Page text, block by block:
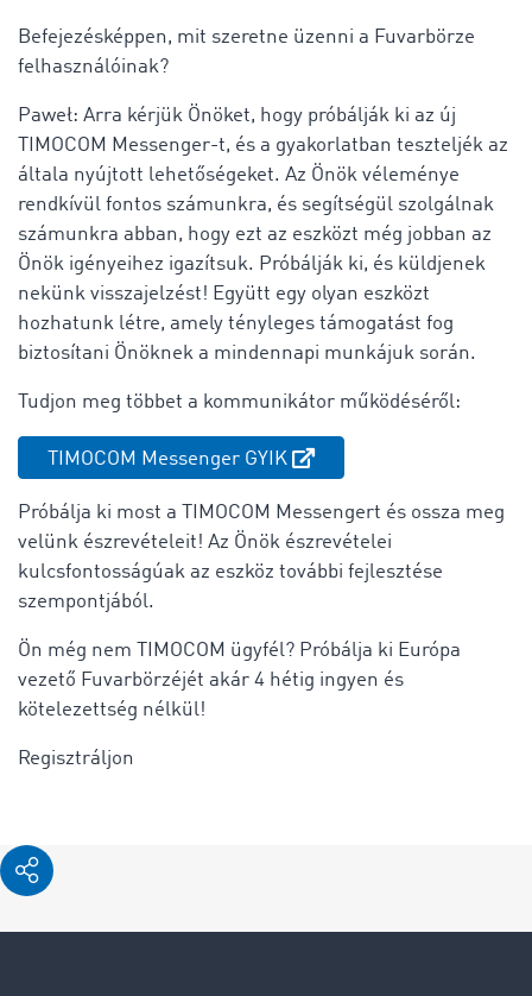
Befejezésképpen, mit szeretne üzenni a Fuvarbörze
felhasználóinak?
Paweł: Arra kérjük Önöket, hogy próbálják ki az új
TIMOCOM Messenger-t, és a gyakorlatban teszteljék az
általa nyújtott lehetőségeket. Az Önök véleménye
rendkívül fontos számunkra, és segítségül szolgálnak
számunkra abban, hogy ezt az eszközt még jobban az
Önök igényeihez igazítsuk. Próbálják ki, és küldjenek
nekünk visszajelzést! Együtt egy olyan eszközt
hozhatunk létre, amely tényleges támogatást fog
biztosítani Önöknek a mindennapi munkájuk során.
Tudjon meg többet a kommunikátor működéséről:
TIMOCOM Messenger GYIK
Próbálja ki most a TIMOCOM Messengert és ossza meg
velünk észrevételeit! Az Önök észrevételei
kulcsfontosságúak az eszköz további fejlesztése
szempontjából.
Ön még nem TIMOCOM ügyfél? Próbálja ki Európa
vezető Fuvarbörzéjét akár 4 hétig ingyen és
kötelezettség nélkül!
Regisztráljon